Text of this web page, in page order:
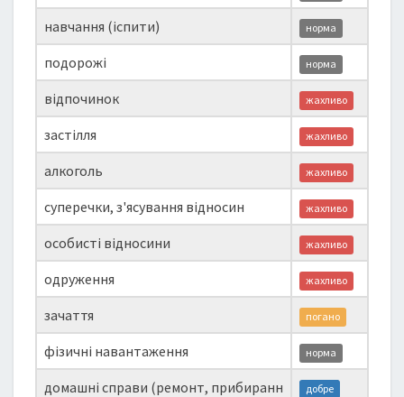
навчання (іспити) норма
подорожі норма
відпочинок жахливо
застілля жахливо
алкоголь жахливо
суперечки, з'ясування відносин жахливо
особисті відносини жахливо
одруження жахливо
зачаття погано
фізичні навантаження норма
домашні справи (ремонт, прибиранн
добре